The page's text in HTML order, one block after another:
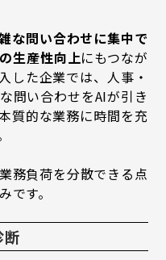
な問い合わせに集中で
生産性向上にもつなが
した企業では、人事・
問い合わせをAIが引き
質的な業務に時間を充
務負荷を分散できる点
す。